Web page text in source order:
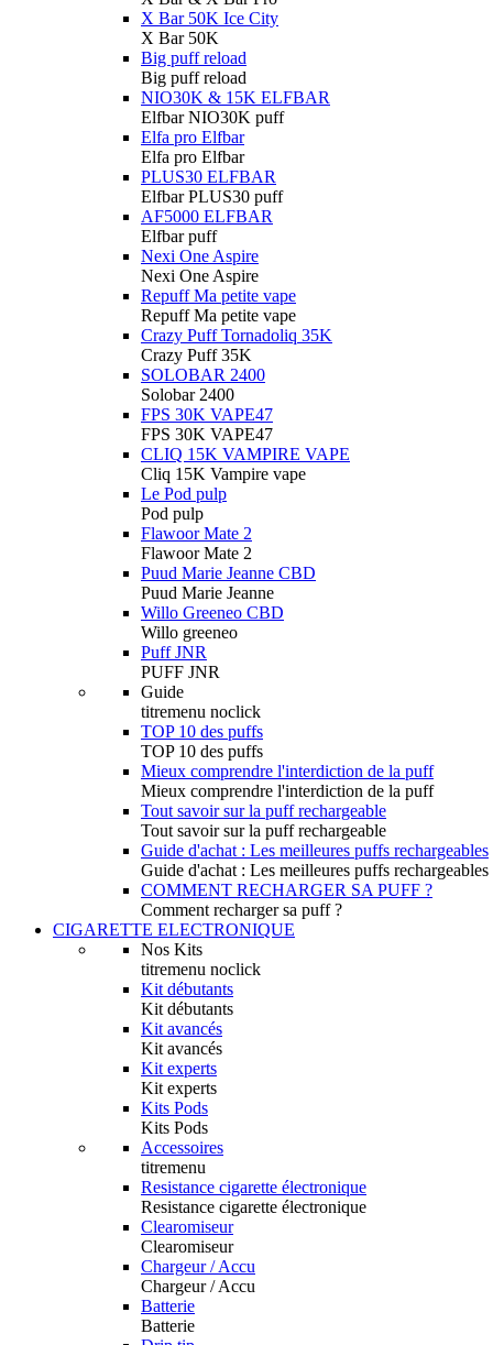
X Bar 50K Ice City
X Bar 50K
Big puff reload
Big puff reload
NIO30K & 15K ELFBAR
Elfbar NIO30K puff
Elfa pro Elfbar
Elfa pro Elfbar
PLUS30 ELFBAR
Elfbar PLUS30 puff
AF5000 ELFBAR
Elfbar puff
Nexi One Aspire
Nexi One Aspire
Repuff Ma petite vape
Repuff Ma petite vape
Crazy Puff Tornadoliq 35K
Crazy Puff 35K
SOLOBAR 2400
Solobar 2400
FPS 30K VAPE47
FPS 30K VAPE47
CLIQ 15K VAMPIRE VAPE
Cliq 15K Vampire vape
Le Pod pulp
Pod pulp
Flawoor Mate 2
Flawoor Mate 2
Puud Marie Jeanne CBD
Puud Marie Jeanne
Willo Greeneo CBD
Willo greeneo
Puff JNR
PUFF JNR
Guide
titremenu noclick
TOP 10 des puffs
TOP 10 des puffs
Mieux comprendre l'interdiction de la puff
Mieux comprendre l'interdiction de la puff
Tout savoir sur la puff rechargeable
Tout savoir sur la puff rechargeable
Guide d'achat : Les meilleures puffs rechargeables
Guide d'achat : Les meilleures puffs rechargeables
COMMENT RECHARGER SA PUFF ?
Comment recharger sa puff ?
CIGARETTE ELECTRONIQUE
Nos Kits
titremenu noclick
Kit débutants
Kit débutants
Kit avancés
Kit avancés
Kit experts
Kit experts
Kits Pods
Kits Pods
Accessoires
titremenu
Resistance cigarette électronique
Resistance cigarette électronique
Clearomiseur
Clearomiseur
Chargeur / Accu
Chargeur / Accu
Batterie
Batterie